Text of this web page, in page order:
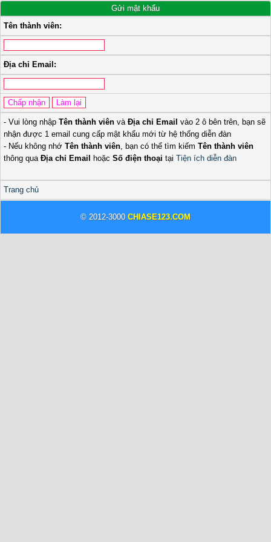
Gửi mật khẩu
Tên thành viên:
Địa chỉ Email:
- Vui lòng nhập Tên thành viên và Địa chỉ Email vào 2 ô bên trên, bạn sẽ
nhận được 1 email cung cấp mật khẩu mới từ hệ thống diễn đàn
- Nếu không nhớ Tên thành viên, bạn có thể tìm kiếm Tên thành viên
thông qua Địa chỉ Email hoặc Số điện thoại tại Tiện ích diễn đàn
Trang chủ
© 2012-3000 CHIASE123.COM